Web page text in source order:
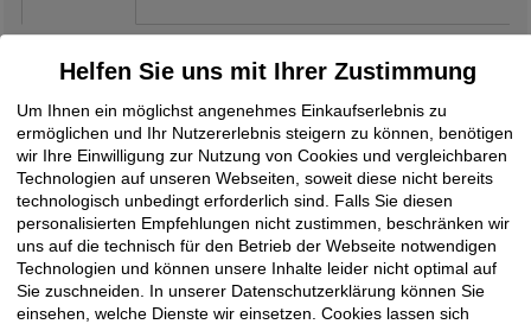
EGGER, Arbeitsplattenverbinder
besondere Produkteigenschaften
für 12 mm Kompaktplatten
Helfen Sie uns mit Ihrer Zustimmung
Um Ihnen ein möglichst angenehmes Einkaufserlebnis zu
ermöglichen und Ihr Nutzererlebnis steigern zu können, benötigen
wir Ihre Einwilligung zur Nutzung von Cookies und vergleichbaren
Technologien auf unseren Webseiten, soweit diese nicht bereits
technologisch unbedingt erforderlich sind. Falls Sie diesen
personalisierten Empfehlungen nicht zustimmen, beschränken wir
uns auf die technisch für den Betrieb der Webseite notwendigen
Technologien und können unsere Inhalte leider nicht optimal auf
Sie zuschneiden. In unserer Datenschutzerklärung können Sie
einsehen, welche Dienste wir einsetzen. Cookies lassen sich